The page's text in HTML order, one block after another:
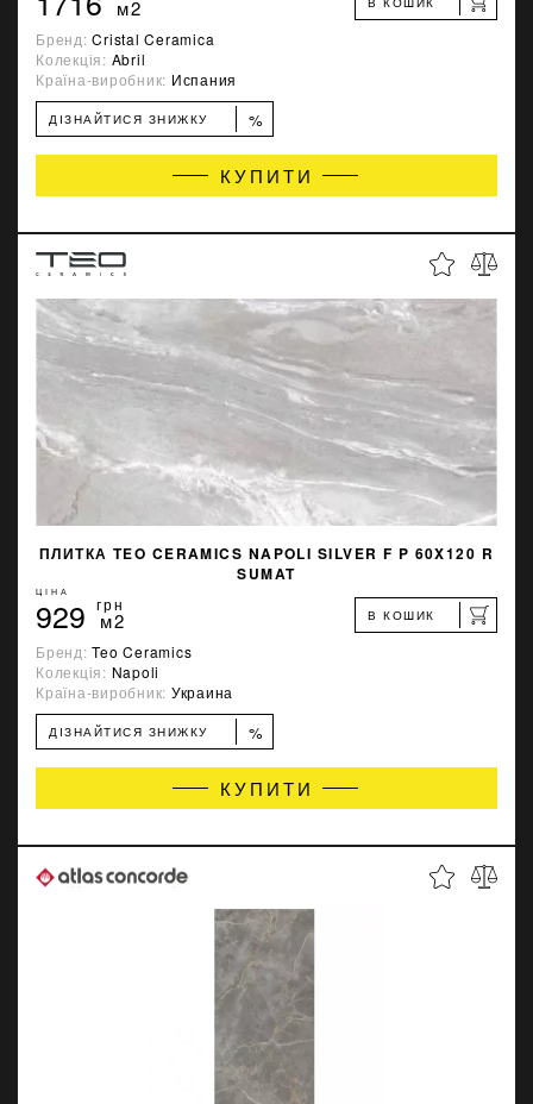
м2
Бренд:Cristal Ceramica
Колекція: Abril
Країна-виробник: Испания
ДІЗНАЙТИСЯ ЗНИЖКУ %
КУПИТИ
ПЛИТКА TEO CERAMICS NAPOLI SILVER F P 60X120 R
SUMAT
ЦІНА
929 грн
м2 В КОШИК
Бренд:Teo Ceramics
Колекція: Napoli
Країна-виробник: Украина
ДІЗНАЙТИСЯ ЗНИЖКУ %
КУПИТИ